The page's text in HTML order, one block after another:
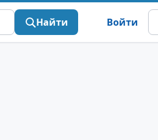
Найти Войти